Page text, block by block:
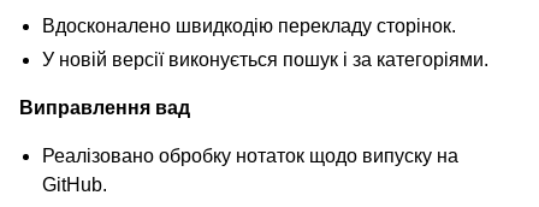
Вдосконалено швидкодію перекладу сторінок.
У новій версії виконується пошук і за категоріями.
Виправлення вад
Реалізовано обробку нотаток щодо випуску на
GitHub.